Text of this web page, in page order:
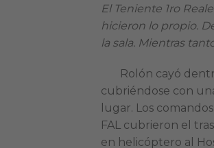
El Teniente 1ro
hicieron lo propio.
la sala. Mientras
Rolón cayó
cubriéndose con
lugar. Los
FAL cubrieron el
en helicóptero al